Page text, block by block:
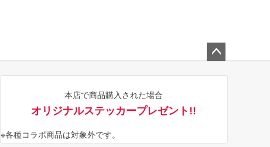
本店で商品購入された場合
オリジナルステッカープレゼント!!
※各種コラボ商品は対象外です。